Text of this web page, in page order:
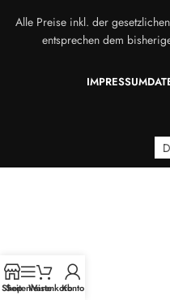
Alle Preise inkl. der
entsprechen dem
IMPRESSUM
Shop
SeitenleisteWarenkorbKonto